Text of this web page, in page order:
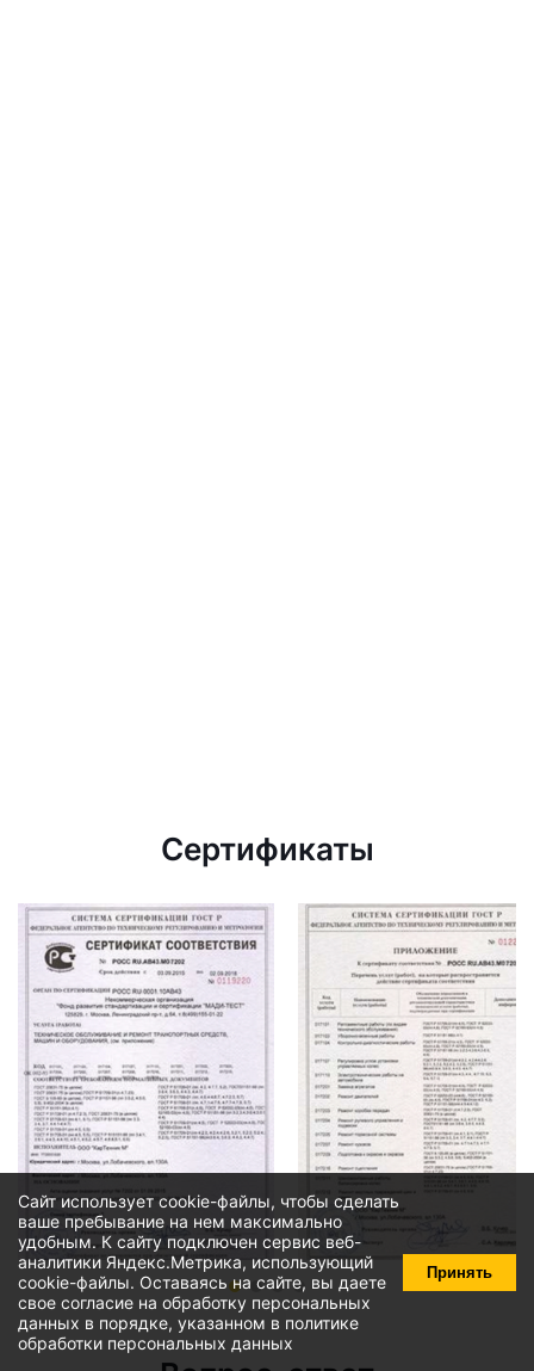
Сертификаты
Сайт использует cookie-файлы, чтобы сделать
ваше пребывание на нем максимально
удобным. К cайту подключен сервис веб-
аналитики Яндекс.Метрика, использующий
cookie-файлы. Оставаясь на сайте, вы даете
свое согласие на обработку персональных
данных в порядке, указанном в политике
обработки персональных данных
Принять